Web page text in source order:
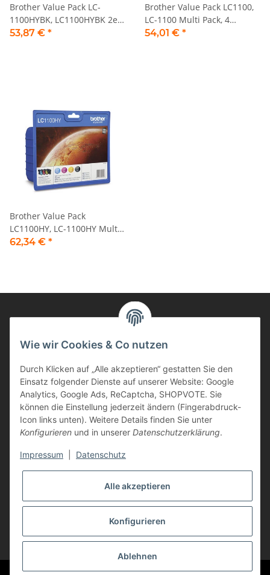
Brother Value Pack LC-
1100HYBK, LC1100HYBK 2er
Set schwarz
53,87 € *
Brother Value Pack LC1100,
LC-1100 Multi Pack, 4
Tintenpatronen
54,01 € *
Brother Value Pack
LC1100HY, LC-1100HY Multi
Pack, 4 Tintenpatronen
62,34 € *
Informationen
Kunden Service
Haben Sie Fragen zu unseren Produkten?
Dann rufen Sie uns gerne an:
Tel: 0621/9767200
Mo.-Fr. 08:45-17:00 Uhr
oder schreiben Sie uns:
info@printer-express.de
* Alle Preise inkl. gesetzlicher USt., zzgl.Versand
Wie wir Cookies & Co nutzen
Durch Klicken auf „Alle akzeptieren“ gestatten Sie den
Einsatz folgender Dienste auf unserer Website: Google
Analytics, Google Ads, ReCaptcha, SHOPVOTE. Sie
können die Einstellung jederzeit ändern (Fingerabdruck-
Icon links unten). Weitere Details finden Sie unter
Konfigurieren und in unserer Datenschutzerklärung.
Impressum Datenschutz
Alle akzeptieren
Konfigurieren
Ablehnen